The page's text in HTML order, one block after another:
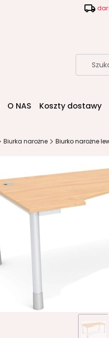
O NAS Koszty dostawy
Biurka narożne Biurko narożne